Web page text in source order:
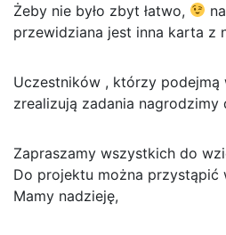
Żeby nie było zbyt łatwo,
przewidziana jest inna karta z
Uczestników , którzy podejmą
zrealizują zadania nagrodzimy
Zapraszamy wszystkich do
Do projektu można przystąpić
Mamy nadzieję,